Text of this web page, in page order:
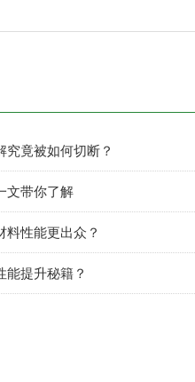
究竟被如何切断？
文带你了解
料性能更出众？
能提升秘籍？